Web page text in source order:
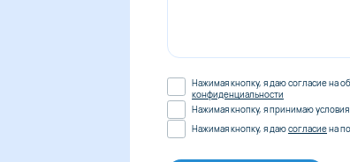
Нажимая кнопку, я даю согласие на
конфиденциальности
Нажимая кнопку, я принимаю условия
Нажимая кнопку, я даюсогласиена